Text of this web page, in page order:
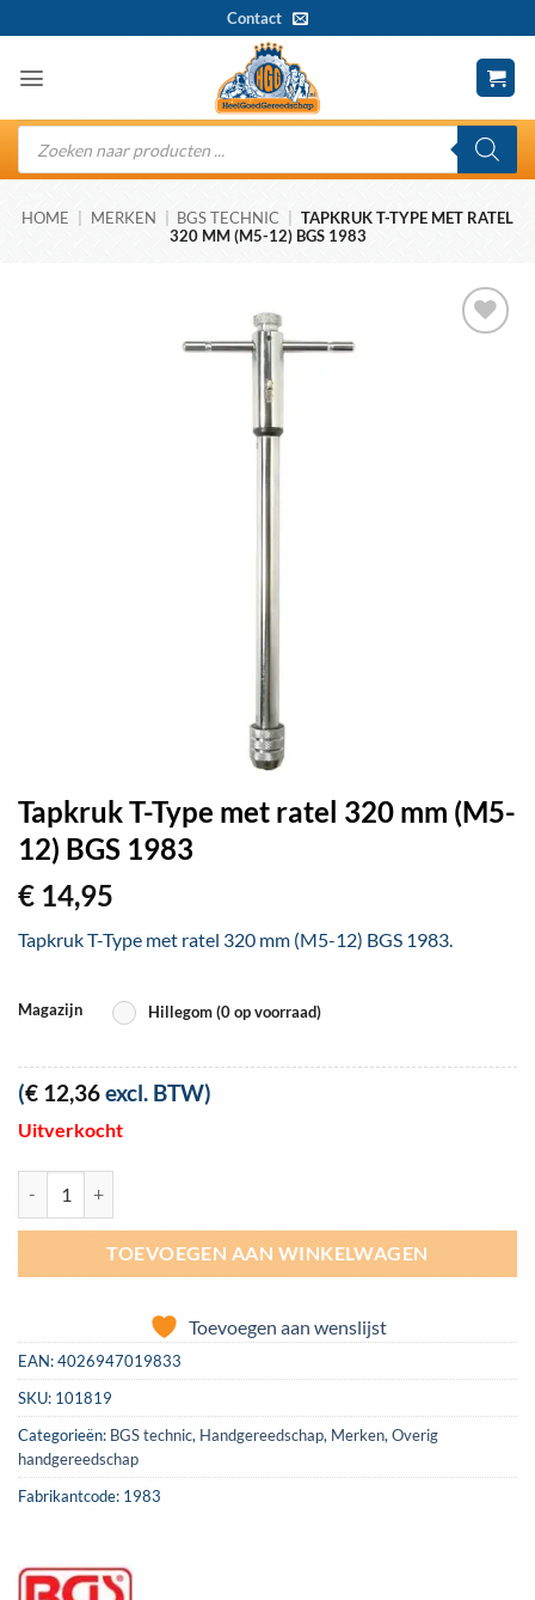
naar
inhoud
Contact
Producten
zoeken
HOME MERKEN BGS TECHNIC
TAPKRUK T-TYPE MET RATEL
320 MM (M5-12) BGS 1983
Tapkruk T-Type met ratel 320 mm (M5-
12) BGS 1983
€ 14,95
Tapkruk T-Type met ratel 320 mm (M5-12) BGS 1983.
Magazijn Hillegom (0 op voorraad)
(€ 12,36excl. BTW)
Uitverkocht
TOEVOEGEN AAN WINKELWAGEN
Toevoegen aan wenslijst
EAN:4026947019833
SKU: 101819
Categorieën: BGS technic, Handgereedschap, Merken, Overig
handgereedschap
Fabrikantcode: 1983